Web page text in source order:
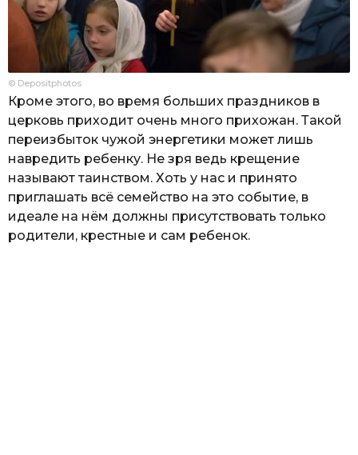
© Depositphotos
Кроме этого, во время больших праздников в
церковь приходит очень много прихожан. Такой
переизбыток чужой энергетики может лишь
навредить ребенку. Не зря ведь крещение
называют таинством. Хоть у нас и принято
приглашать всё семейство на это событие, в
идеале на нём должны присутствовать только
родители, крестные и сам ребенок.